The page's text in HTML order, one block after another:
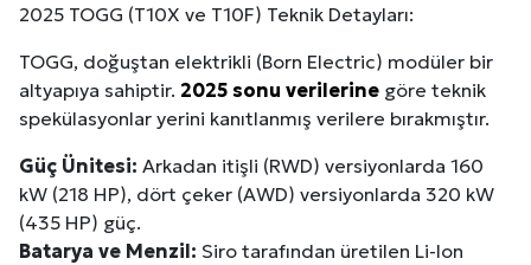
2025 TOGG (T10X ve T10F) Teknik Detayları:
TOGG, doğuştan elektrikli (Born Electric) modüler bir
altyapıya sahiptir. 2025 sonu verilerine göre teknik
spekülasyonlar yerini kanıtlanmış verilere bırakmıştır.
Güç Ünitesi: Arkadan itişli (RWD) versiyonlarda 160
kW (218 HP), dört çeker (AWD) versiyonlarda 320 kW
(435 HP) güç.
Batarya ve Menzil: Siro tarafından üretilen Li-Ion
Site İçi (On-Page) SEO Hizmeti: Web Sitenizin